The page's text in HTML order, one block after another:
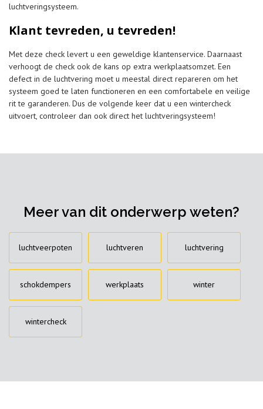
luchtveringsysteem.
Klant tevreden, u tevreden!
Met deze check levert u een geweldige klantenservice. Daarnaast
verhoogt de check ook de kans op extra werkplaatsomzet. Een
defect in de luchtvering moet u meestal direct repareren om het
systeem goed te laten functioneren en een comfortabele en veilige
rit te garanderen. Dus de volgende keer dat u een wintercheck
uitvoert, controleer dan ook direct het luchtveringsysteem!
Meer van dit onderwerp weten?
luchtveerpoten luchtveren luchtvering
schokdempers werkplaats winter
wintercheck